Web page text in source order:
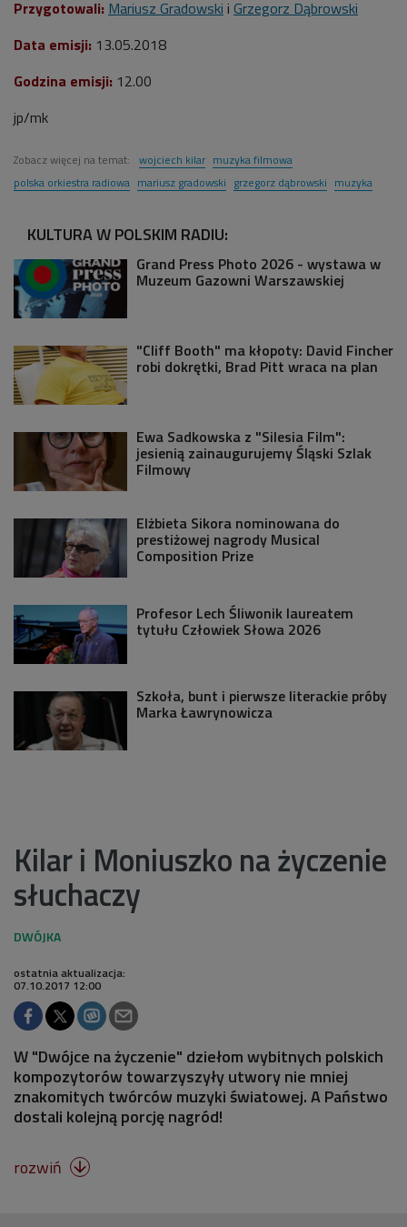
Przygotowali: Mariusz Gradowski i Grzegorz Dąbrowski
Data emisji: 13.05.2018
Godzina emisji: 12.00
jp/mk
Zobacz więcej na temat: wojciech kilar muzyka filmowa
polska orkiestra radiowa mariusz gradowski grzegorz dąbrowski muzyka
KULTURA W POLSKIM RADIU:
Grand Press Photo 2026 - wystawa w
Muzeum Gazowni Warszawskiej
"Cliff Booth" ma kłopoty: David Fincher
robi dokrętki, Brad Pitt wraca na plan
Ewa Sadkowska z "Silesia Film":
jesienią zainaugurujemy Śląski Szlak
Filmowy
Elżbieta Sikora nominowana do
prestiżowej nagrody Musical
Composition Prize
Profesor Lech Śliwonik laureatem
tytułu Człowiek Słowa 2026
Szkoła, bunt i pierwsze literackie próby
Marka Ławrynowicza
Kilar i Moniuszko na życzenie
słuchaczy
ostatnia aktualizacja:
07.10.2017 12:00
W "Dwójce na życzenie" dziełom wybitnych polskich
kompozytorów towarzyszyły utwory nie mniej
znakomitych twórców muzyki światowej. A Państwo
dostali kolejną porcję nagród!
rozwiń 